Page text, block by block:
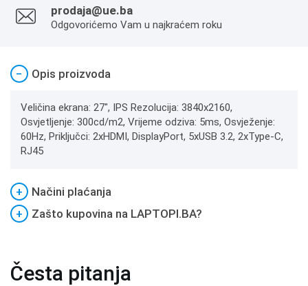
prodaja@ue.ba
Odgovorićemo Vam u najkraćem roku
− Opis proizvoda
Veličina ekrana: 27", IPS Rezolucija: 3840x2160,
Osvjetljenje: 300cd/m2, Vrijeme odziva: 5ms, Osvježenje:
60Hz, Priključci: 2xHDMI, DisplayPort, 5xUSB 3.2, 2xType-C,
RJ45
+
Načini plaćanja
+
Zašto kupovina na LAPTOPI.BA?
Česta pitanja